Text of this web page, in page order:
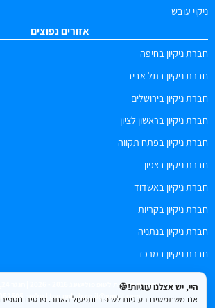
ניקוי עובש
אזורים נפוצים
חברת ניקיון בחיפה
חברת ניקיון בתל אביב
חברת ניקיון בירושלים
חברת ניקיון בראשון לציון
חברת ניקיון בפתח תקווה
חברת ניקיון בצפון
חברת ניקיון באשדוד
חברת ניקיון בקריות
חברת ניקיון בנתניה
חברת ניקיון במרכז
top.polish.co.il@gmail.com | טלפון: 077-6052505
היי, יש אצלנו עוגיות!🍪
אנו משתמשים בעוגיות לשיפור ותפעול האתר. פרטים נוספים